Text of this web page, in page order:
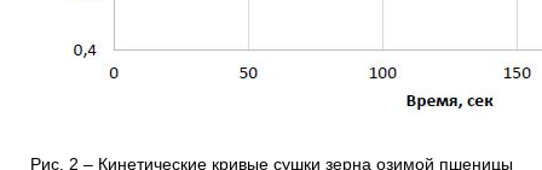
Рис. 2 – Кинетические кривые сушки зерна озимой пшеницы